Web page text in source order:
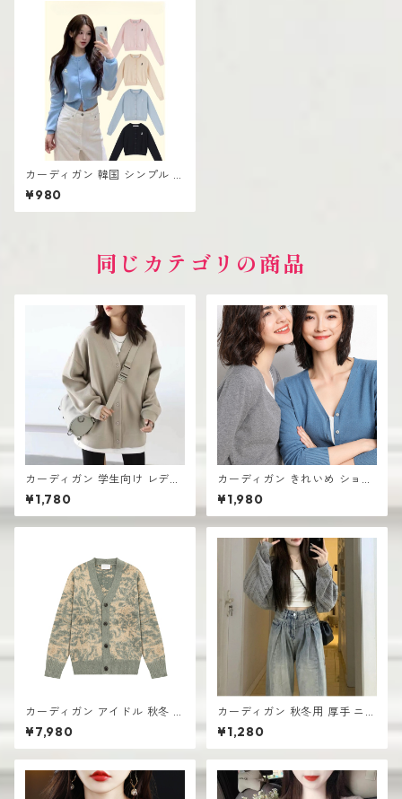
カーディガン 韓国 シンプル 高
¥980
同じカテゴリの商品
カーディガン 学生向け レディ
ース 無地デザイン 高見え おし
ゃれ vネック
¥1,780
カーディガン きれいめ ショー
ト丈 レディース 羽織り 軽量
無地デザイン ニット
¥1,980
カーディガン アイドル 秋冬 新
作 おしゃれな ニット vネック
シングルボタン
¥7,980
カーディガン 秋冬用 厚手 ニッ
ト生地 レディース 羽織り シン
プル おしゃれ
¥1,280